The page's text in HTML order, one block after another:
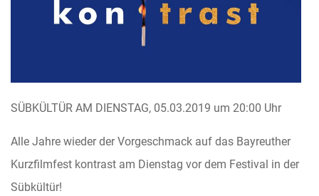
SÜBKÜLTÜR AM DIENSTAG, 05.03.2019 um 20:00 Uhr
Alle Jahre wieder der Vorgeschmack auf das Bayreuther
Kurzfilmfest kontrast am Dienstag vor dem Festival in der
Sübkültür!